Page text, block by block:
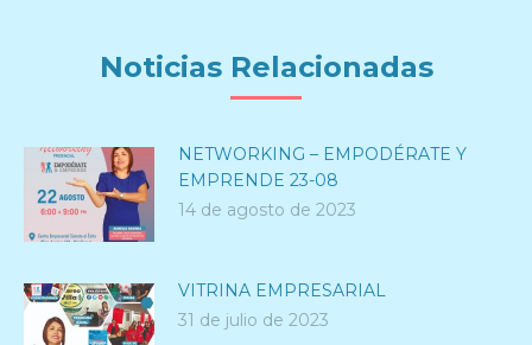
Noticias Relacionadas
NETWORKING – EMPODÉRATE Y
EMPRENDE 23-08
14 de agosto de 2023
VITRINA EMPRESARIAL
31 de julio de 2023